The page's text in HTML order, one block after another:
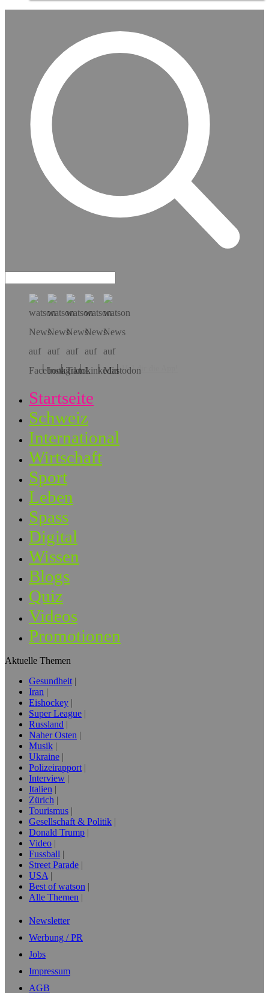
Hol dir die App!
Startseite
Schweiz
International
Wirtschaft
Sport
Leben
Spass
Digital
Wissen
Blogs
Quiz
Videos
Promotionen
Aktuelle Themen
Gesundheit
Iran
Eishockey
Super League
Russland
Naher Osten
Musik
Ukraine
Polizeirapport
Interview
Italien
Zürich
Tourismus
Gesellschaft & Politik
Donald Trump
Video
Fussball
Street Parade
USA
Best of watson
Alle Themen
Newsletter
Werbung / PR
Jobs
Impressum
AGB